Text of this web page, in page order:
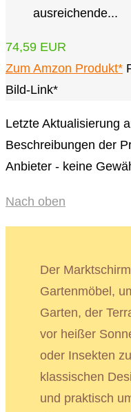
ausreichende...
74,59 EUR
Zum Amzon Produkt*
Bild-Link*
Letzte Aktualisierung
Beschreibungen der
Anbieter - keine
Nach oben
Der
Gartenmöbel,
Garten, der
vor heißer
oder Insekten
klassischen
und praktisch